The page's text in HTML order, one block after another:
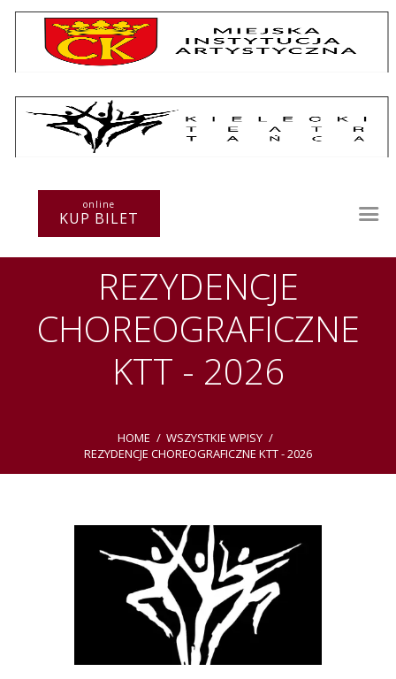
online
KUP BILET
REZYDENCJE
CHOREOGRAFICZNE
KTT - 2026
HOME
WSZYSTKIE WPISY
REZYDENCJE CHOREOGRAFICZNE KTT - 2026
Repertuar
Warsztaty
Kurs instruktorski
Sprawozdania